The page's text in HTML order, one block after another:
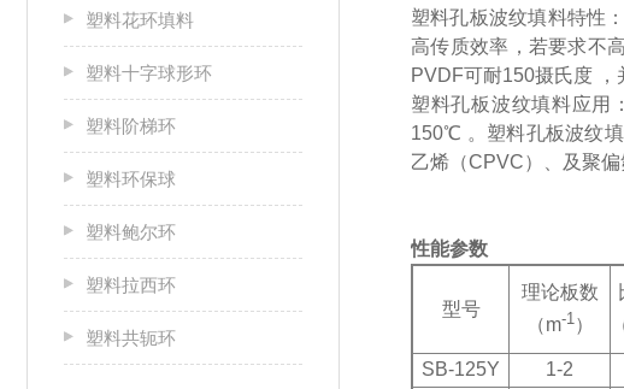
塑料花环填料
塑料十字球形环
塑料阶梯环
塑料环保球
塑料鲍尔环
塑料拉西环
塑料共轭环
塑料孔板波纹填料特性
高传质效率，若要求不
PVDF可耐150摄氏度 ，
塑料孔板波纹填料应用
150℃ 。塑料孔板波纹
乙烯（CPVC）、及聚偏
性能参数
型号
理论板数
（m-1）
SB-125Y 1-2